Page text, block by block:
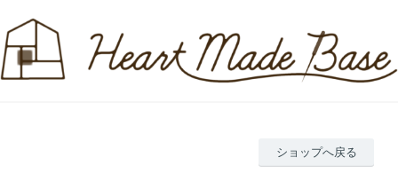
ショップへ戻る